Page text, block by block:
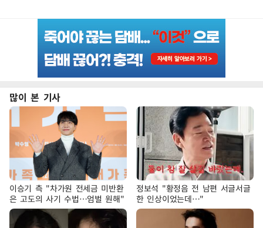
많이 본 기사
이승기 측 "차가원 전세금 미반환
은 고도의 사기 수법…엄벌 원해"
정보석 "황정음 전 남편 서글서글
한 인상이었는데…"